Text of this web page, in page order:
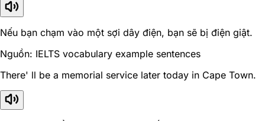
Nếu bạn chạm vào một sợi dây điện, bạn sẽ bị điện giật.
Nguồn: IELTS vocabulary example sentences
There' ll be a memorial service later today in Cape Town.